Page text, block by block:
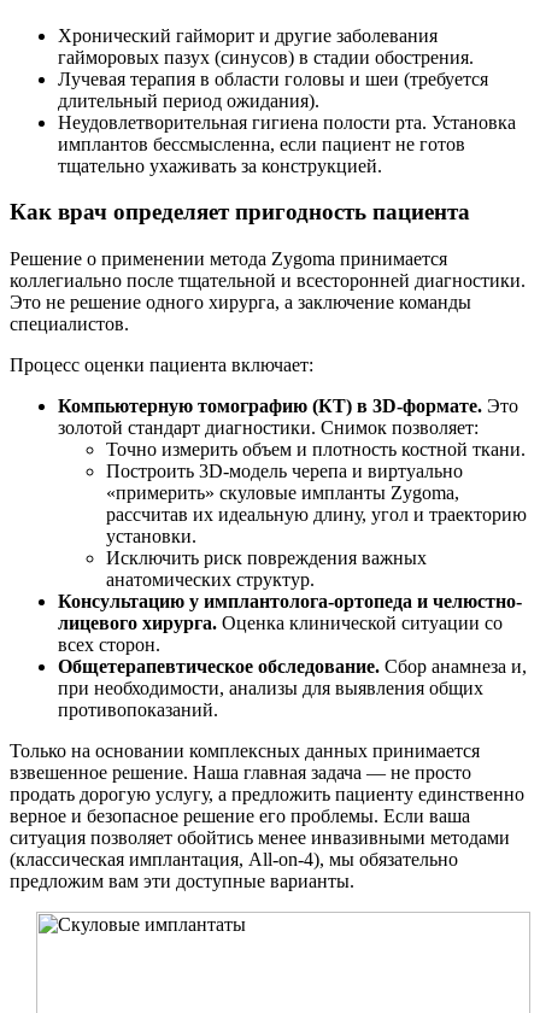
Хронический гайморит и другие заболевания
гайморовых пазух (синусов) в стадии обострения.
Лучевая терапия в области головы и шеи (требуется
длительный период ожидания).
Неудовлетворительная гигиена полости рта. Установка
имплантов бессмысленна, если пациент не готов
тщательно ухаживать за конструкцией.
Как врач определяет пригодность пациента
Решение о применении метода Zygoma принимается
коллегиально после тщательной и всесторонней диагностики.
Это не решение одного хирурга, а заключение команды
специалистов.
Процесс оценки пациента включает:
Компьютерную томографию (КТ) в 3D-формате. Это
золотой стандарт диагностики. Снимок позволяет:
Точно измерить объем и плотность костной ткани.
Построить 3D-модель черепа и виртуально
«примерить» скуловые импланты Zygoma,
рассчитав их идеальную длину, угол и траекторию
установки.
Исключить риск повреждения важных
анатомических структур.
Консультацию у имплантолога-ортопеда и челюстно-
лицевого хирурга. Оценка клинической ситуации со
всех сторон.
Общетерапевтическое обследование. Сбор анамнеза и,
при необходимости, анализы для выявления общих
противопоказаний.
Только на основании комплексных данных принимается
взвешенное решение. Наша главная задача — не просто
продать дорогую услугу, а предложить пациенту единственно
верное и безопасное решение его проблемы. Если ваша
ситуация позволяет обойтись менее инвазивными методами
(классическая имплантация, All-on-4), мы обязательно
предложим вам эти доступные варианты.